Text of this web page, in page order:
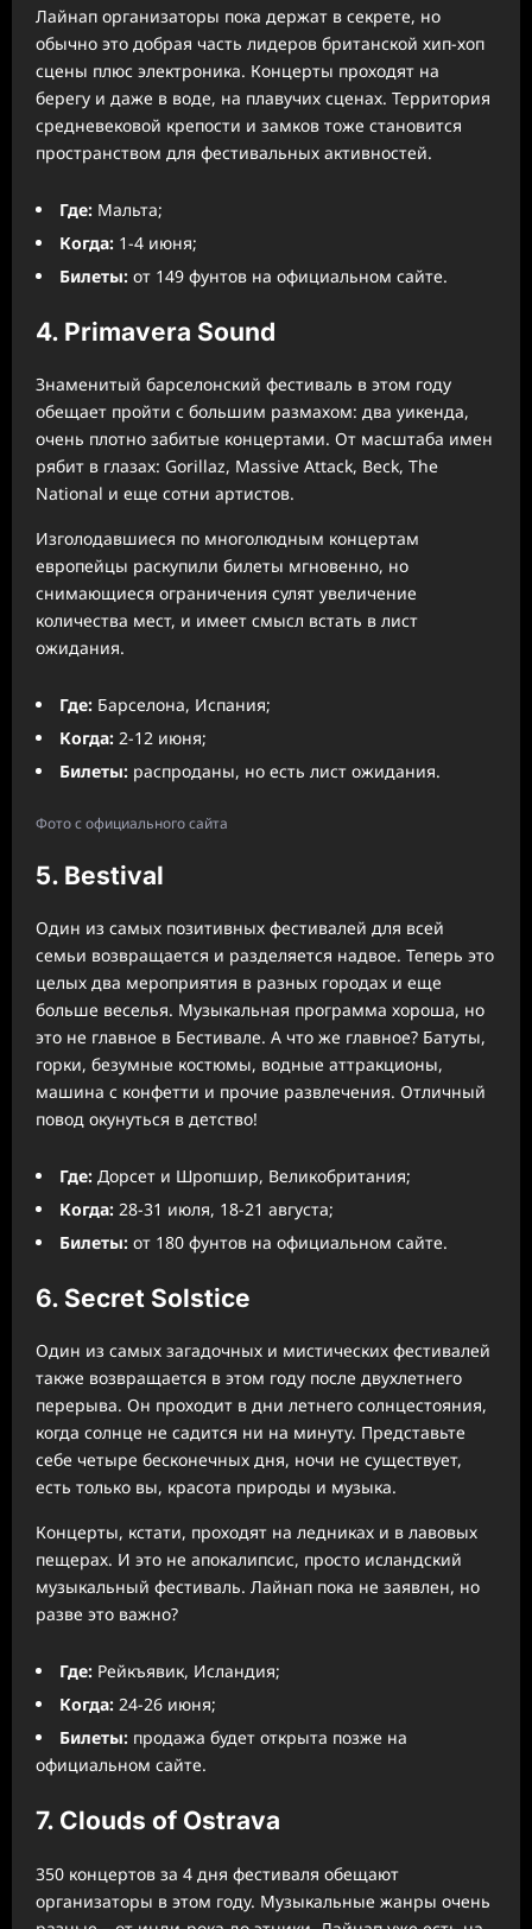
Лайнап организаторы пока держат в секрете, но
обычно это добрая часть лидеров британской хип-хоп
сцены плюс электроника. Концерты проходят на
берегу и даже в воде, на плавучих сценах. Территория
средневековой крепости и замков тоже становится
пространством для фестивальных активностей.
Где: Мальта;
Когда: 1-4 июня;
Билеты: от 149 фунтов на официальном сайте.
4. Primavera Sound
Знаменитый барселонский фестиваль в этом году
обещает пройти с большим размахом: два уикенда,
очень плотно забитые концертами. От масштаба имен
рябит в глазах: Gorillaz, Massive Attack, Beck, The
National и еще сотни артистов.
Изголодавшиеся по многолюдным концертам
европейцы раскупили билеты мгновенно, но
снимающиеся ограничения сулят увеличение
количества мест, и имеет смысл встать в лист
ожидания.
Где: Барселона, Испания;
Когда: 2-12 июня;
Билеты: распроданы, но есть лист ожидания.
Фото с официального сайта
5. Bestival
Один из самых позитивных фестивалей для всей
семьи возвращается и разделяется надвое. Теперь это
целых два мероприятия в разных городах и еще
больше веселья. Музыкальная программа хороша, но
это не главное в Бестивале. А что же главное? Батуты,
горки, безумные костюмы, водные аттракционы,
машина с конфетти и прочие развлечения. Отличный
повод окунуться в детство!
Где: Дорсет и Шропшир, Великобритания;
Когда: 28-31 июля, 18-21 августа;
Билеты: от 180 фунтов на официальном сайте.
6. Secret Solstice
Один из самых загадочных и мистических фестивалей
также возвращается в этом году после двухлетнего
перерыва. Он проходит в дни летнего солнцестояния,
когда солнце не садится ни на минуту. Представьте
себе четыре бесконечных дня, ночи не существует,
есть только вы, красота природы и музыка.
Концерты, кстати, проходят на ледниках и в лавовых
пещерах. И это не апокалипсис, просто исландский
музыкальный фестиваль. Лайнап пока не заявлен, но
разве это важно?
Где: Рейкъявик, Исландия;
Когда: 24-26 июня;
Билеты: продажа будет открыта позже на
официальном сайте.
7. Clouds of Ostrava
350 концертов за 4 дня фестиваля обещают
организаторы в этом году. Музыкальные жанры очень